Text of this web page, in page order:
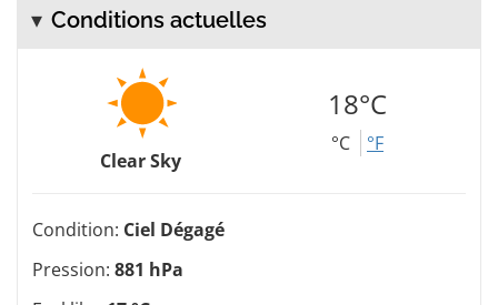
Conditions actuelles
Clear Sky
18°C
°C °F
Condition: Ciel Dégagé
Pression: 881 hPa